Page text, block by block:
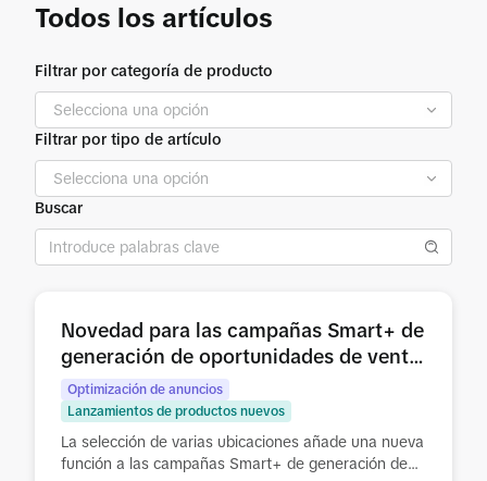
Todos los artículos
Filtrar por categoría de producto
Filtrar por tipo de artículo
Buscar
Novedad para las campañas Smart+ de
generación de oportunidades de venta:
selección de varias ubicaciones
Optimización de anuncios
Lanzamientos de productos nuevos
La selección de varias ubicaciones añade una nueva
función a las campañas Smart+ de generación de